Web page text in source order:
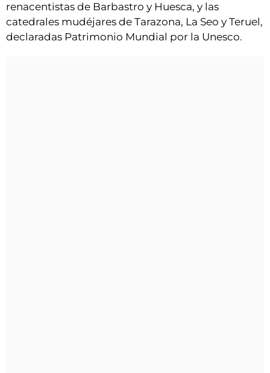
renacentistas de Barbastro y Huesca, y las
catedrales mudéjares de Tarazona, La Seo y Teruel,
declaradas Patrimonio Mundial por la Unesco.